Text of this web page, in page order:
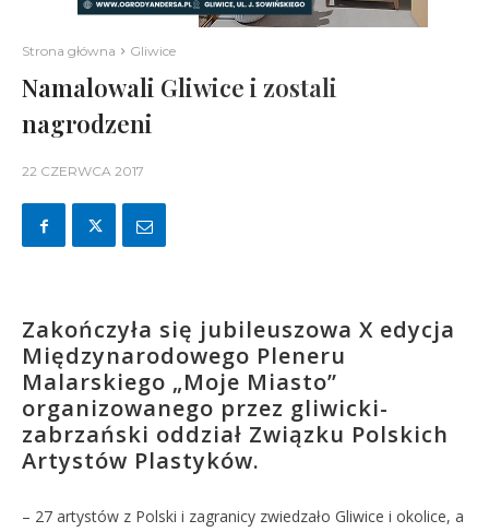
Strona główna Gliwice
Namalowali Gliwice i zostali
nagrodzeni
22 CZERWCA 2017
Zakończyła się jubileuszowa X edycja
Międzynarodowego Pleneru
Malarskiego „Moje Miasto”
organizowanego przez gliwicki-
zabrzański oddział Związku Polskich
Artystów Plastyków.
– 27 artystów z Polski i zagranicy zwiedzało Gliwice i okolice, a